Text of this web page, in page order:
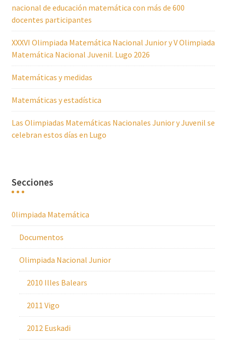
nacional de educación matemática con más de 600
docentes participantes
XXXVI Olimpiada Matemática Nacional Junior y V Olimpiada
Matemática Nacional Juvenil. Lugo 2026
Matemáticas y medidas
Matemáticas y estadística
Las Olimpiadas Matemáticas Nacionales Junior y Juvenil se
celebran estos días en Lugo
Secciones
0limpiada Matemática
Documentos
Olimpiada Nacional Junior
2010 Illes Balears
2011 Vigo
2012 Euskadi